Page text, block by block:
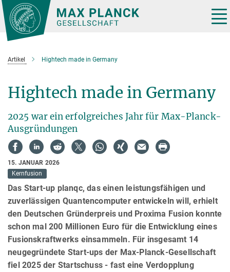
Hauptinhalt
Artikel Hightech made in Germany
Hightech made in Germany
2025 war ein erfolgreiches Jahr für Max-Planck-
Ausgründungen
15. JANUAR 2026
Kernfusion
Das Start-up planqc, das einen leistungsfähigen und
zuverlässigen Quantencomputer entwickeln will, erhielt
den Deutschen Gründerpreis und Proxima Fusion konnte
schon mal 200 Millionen Euro für die Entwicklung eines
Fusionskraftwerks einsammeln. Für insgesamt 14
neugegründete Start-ups der Max-Planck-Gesellschaft
fiel 2025 der Startschuss - fast eine Verdopplung